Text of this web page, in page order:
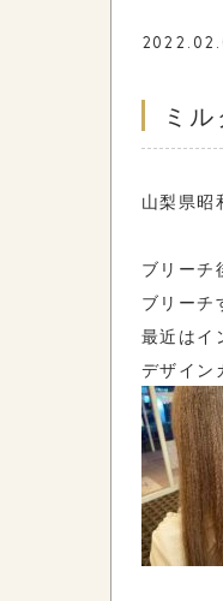
ミ
山梨県昭
ブリーチ
ブリーチ
最近はイ
デザイン